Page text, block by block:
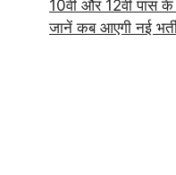
10वीं और 12वीं पास
जानें कब आएगी नई